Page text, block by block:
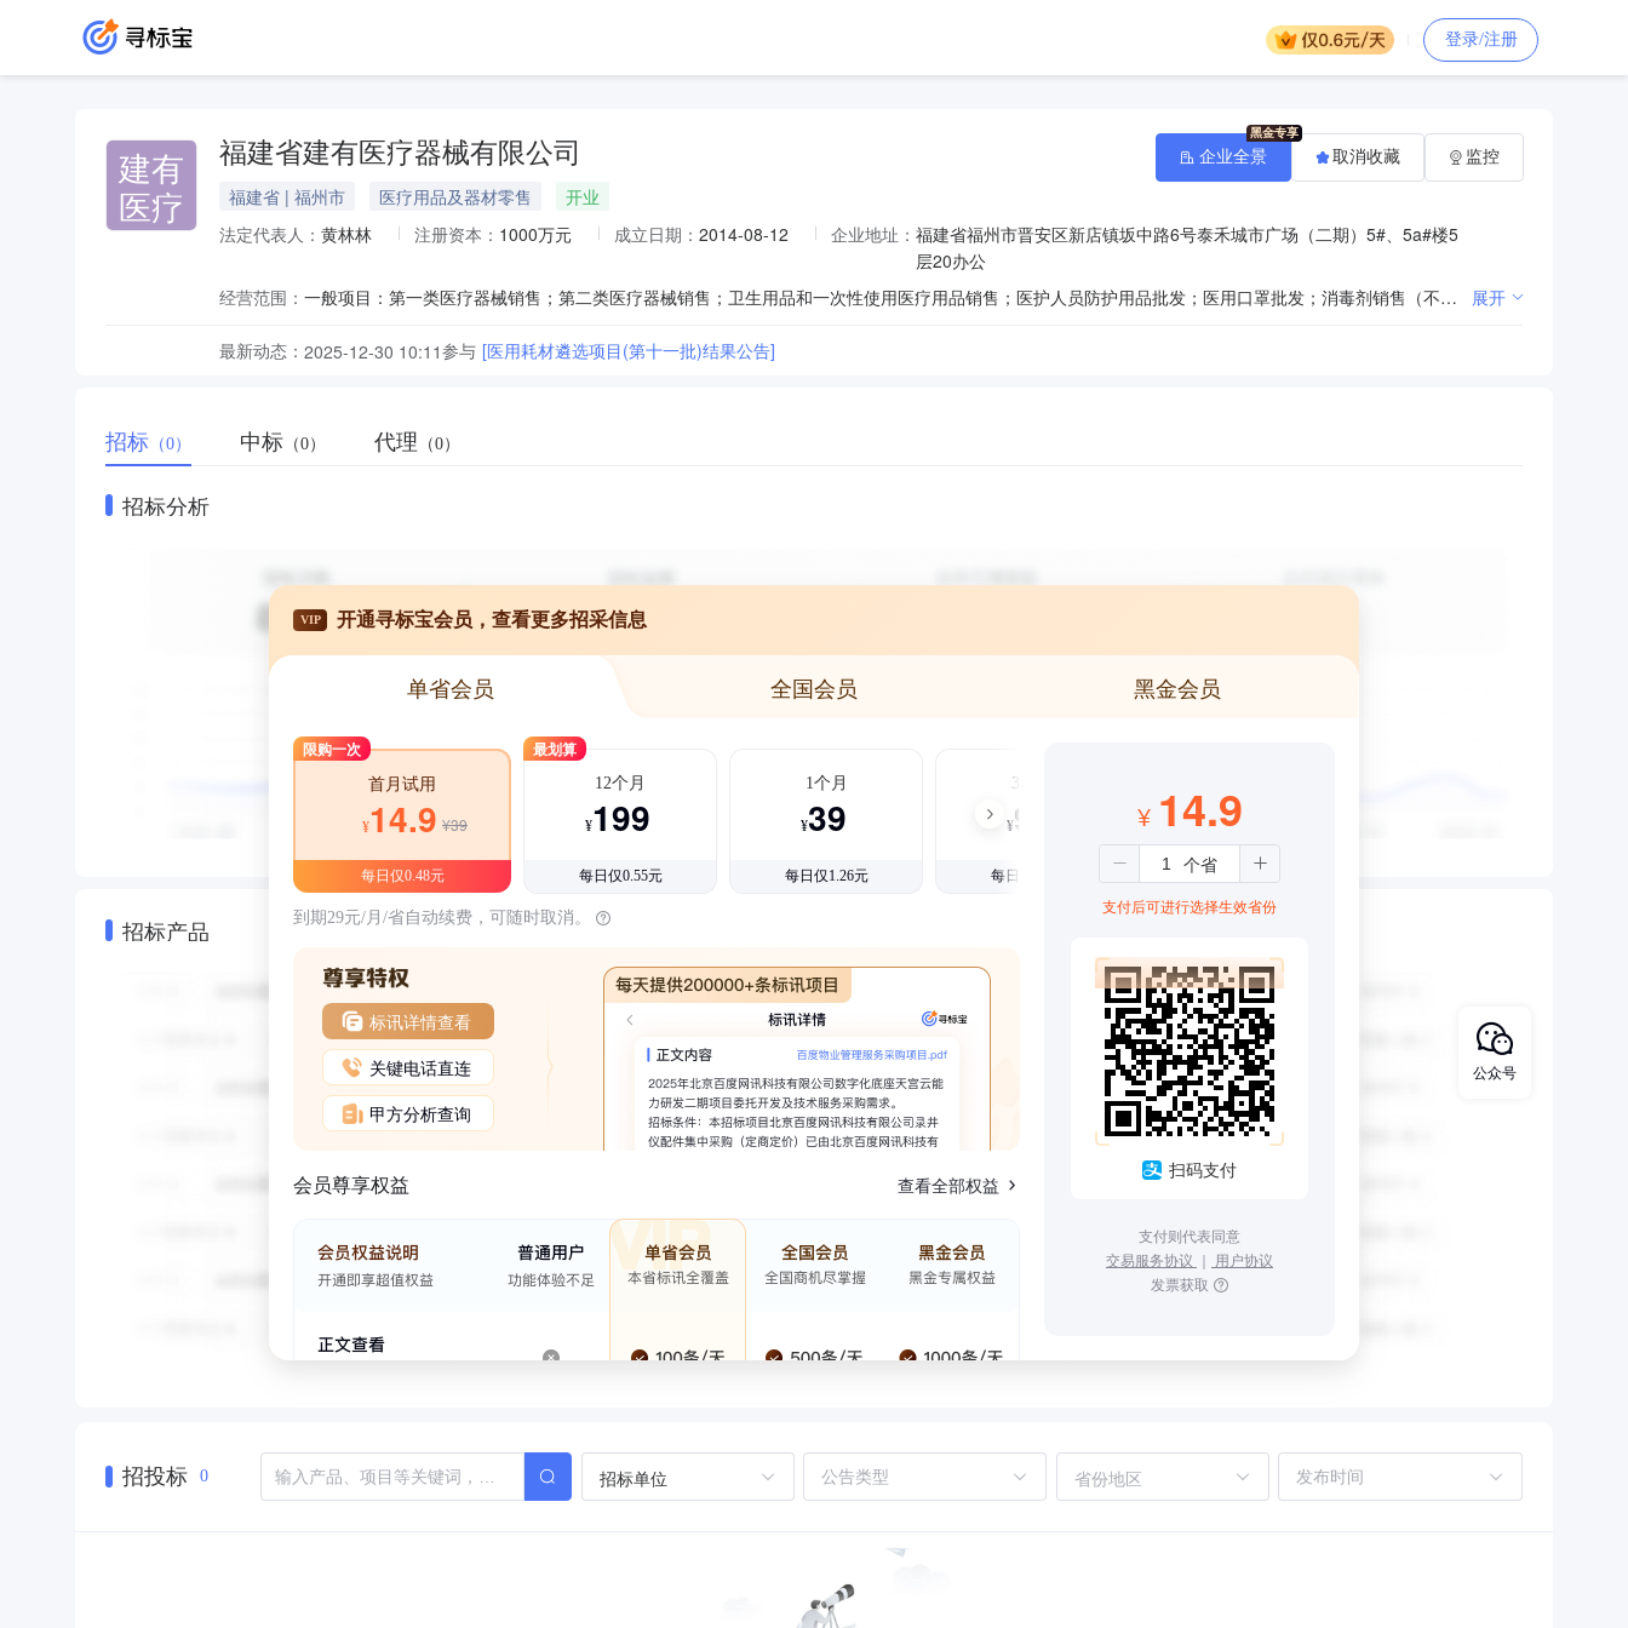
登录/注册
建有
医疗
福建省建有医疗器械有限公司
福建省 | 福州市 医疗用品及器材零售
开业
法定代表人： 黄林林 注册资本： 1000万元 成立日期： 2014-08-12 企业地址： 福建省福州市晋安区新店镇坂中路6号泰禾城市广场（二期）5#、5a#楼5
层20办公
经营范围：
一般项目：第一类医疗器械销售；第二类医疗器械销售；卫生用品和一次性使用医疗用品销售；医护人员防护用品批发；医用口罩批发；消毒剂销售（不含危险化学品）；日用品销售；日用品批发；日用化学产品销售；医疗设备租赁；机械设备租赁；养生保健服务（非医疗）；中医养生保健服务（非医疗）；健康咨询服务（不含诊疗服务）；远程健康管理服务；信息咨询服务（不含许可类信息咨询服务）；医学研究和试验发展；技术服务、技术开发、技术咨询、技术交流、技术转让、技术推广；计算机软硬件及辅助设备批发；计算机软硬件及辅助设备零售；软件开发；软件销售；信息技术咨询服务；信息系统运行维护服务（除依法须经批准的项目外，凭营业执照依法自主开展经营活动）许可项目：第三类医疗器械经营；依托实体医院的互联网医院服务；药品互联网信息服务；医疗器械互联网信息服务；互联网信息服务（依法须经批准的项目，经相关部门批准后方可开展经营活动，具体经营项目以审批结果为准） 展开
最新动态： 2025-12-30 10:11参与 [医用耗材遴选项目(第十一批)结果公告]
企业全景 取消收藏 监控
招标 （0） 中标 （0） 代理 （0）
招标分析
招标产品
VIP 开通寻标宝会员，查看更多招采信息
单省会员 全国会员 黑金会员
限购一次
首月试用
¥14.9 ¥39
每日仅0.48元
最划算
12个月
¥199
每日仅0.55元
1个月
¥39
每日仅1.26元
3个月
¥99
每日仅1.08元
到期29元/月/省自动续费，可随时取消。
标讯详情查看
关键电话直连
甲方分析查询
会员尊享权益 查看全部权益
¥ 14.9
支付后可进行选择生效省份
扫码支付
支付则代表同意
交易服务协议 ｜ 用户协议
发票获取
招投标 0 招标单位 省份地区
公众号